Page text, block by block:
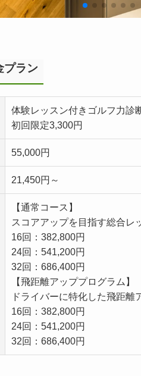
プラン
体験レッスン付きゴルフ力診
初回限定3,300円
55,000円
21,450円～
【通常コース】
スコアアップを目指す総合レ
16回：382,800円
24回：541,200円
32回：686,400円
【飛距離アッププログラム】
ドライバーに特化した飛距離
16回：382,800円
24回：541,200円
32回：686,400円